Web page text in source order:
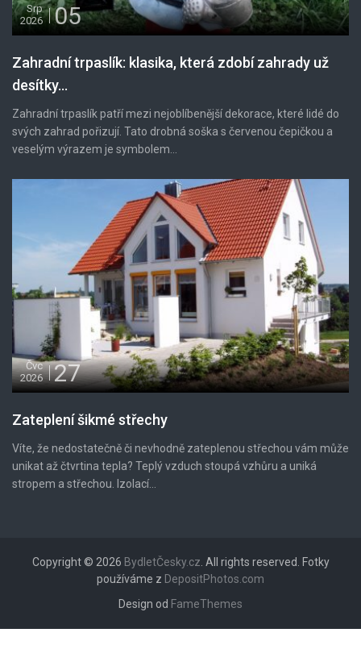
Srp
2026
05
Zahradní trpaslík: klasika, která zdobí zahrady už
desítky...
Zahradní trpaslík patří mezi nejoblíbenější dekorace, které lidé do
svých zahrad pořizují. Tato drobná soška s červenou čepičkou a
veselým výrazem je symbolem...
Čvc
2026
27
Zateplení šikmé střechy
Víte, že nedostatečně či nevhodně zateplenou střechou vám může
unikat až čtvrtina tepla? Teplý vzduch stoupá vzhůru a uniká
stropem a střechou. Izolací...
Copyright © 2026 BydletČesky.cz . All rights reserved. Fotky
používáme z DepositPhotos.com
Design od FameThemes